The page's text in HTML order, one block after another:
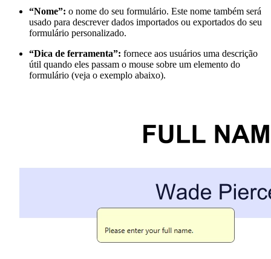
“Nome”: o nome do seu formulário. Este nome também será
usado para descrever dados importados ou exportados do seu
formulário personalizado.
“Dica de ferramenta”: fornece aos usuários uma descrição
útil quando eles passam o mouse sobre um elemento do
formulário (veja o exemplo abaixo).